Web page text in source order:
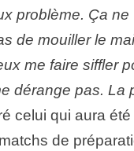
problème. Ça ne
de mouiller le
me faire siffler
dérange pas. La
celui qui aura été
de